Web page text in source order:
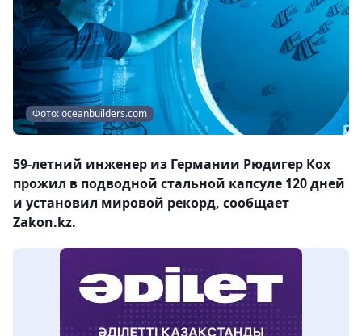
Фото: oceanbuilders.com
59-летний инженер из Германии Рюдигер Кох
прожил в подводной стальной капсуле 120 дней
и установил мировой рекорд, сообщает
Zakon.kz.